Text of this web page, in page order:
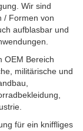
Wir sind
/ Formen von
aufblasbar und
OEM Bereich
militärische und
für ein kniffliges